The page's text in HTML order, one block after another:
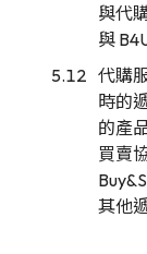
與代
與
代購
時的
的產
買賣
其他